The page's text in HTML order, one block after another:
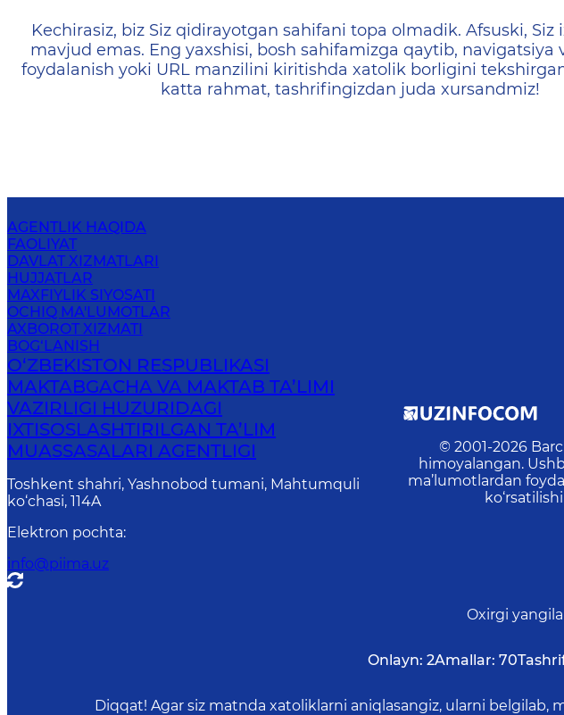
404 — Страница не найдена
Kechirasiz, biz Siz qidirayotgan sahifani topa olmadik. Afsuski, Siz
mavjud emas. Eng yaxshisi, bosh sahifamizga qaytib, navigatsiya
foydalanish yoki URL manzilini kiritishda xatolik borligini
katta rahmat, tashrifingizdan juda xursandmiz!
AGENTLIK HAQIDA
FAOLIYAT
DAVLAT XIZMATLARI
HUJJATLAR
MAXFIYLIK SIYOSATI
OCHIQ MA'LUMOTLAR
AXBOROT XIZMATI
BOG‘LANISH
O‘ZBEKISTON RESPUBLIKASI
MAKTABGACHA VA MAKTAB TA’LIMI
VAZIRLIGI HUZURIDAGI
IXTISOSLASHTIRILGAN TA’LIM
MUASSASALARI AGENTLIGI
Toshkent shahri, Yashnobod tumani, Mahtumquli
ko‘chasi, 114A
Elektron pochta:
info@piima.uz
© 2001-2026
himoyalangan.
ma’lumotlardan
Oxirgi
Onlayn: 2Amallar: 70
Diqqat! Agar siz matnda xatoliklarni aniqlasangiz, ularni